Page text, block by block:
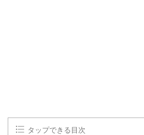
タップできる目次